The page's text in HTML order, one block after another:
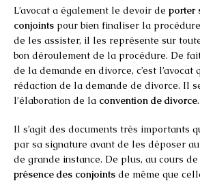
L’avocat a également le devoir de porter
conjoints pour bien finaliser la
de les assister, il les représente sur
bon déroulement de la procédure. De
de la demande en divorce, c’est l’avocat
rédaction de la demande de divorce. Il
l’élaboration de la convention de divorce.
Il s’agit des documents très importants
par sa signature avant de les déposer
de grande instance. De plus, au cours de
présence des conjoints de même que